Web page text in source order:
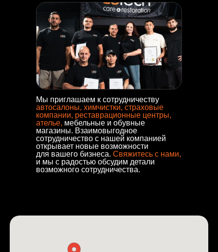
Мы приглашаем к сотрудничеству
автосалоны, химчистки, страховые
компании, реставрационные центры,
ателье, мебельные и обувные
магазины. Взаимовыгодное
сотрудничество с нашей компанией
открывает новые возможности
для вашего бизнеса. Свяжитесь с нами,
и мы с радостью обсудим детали
возможного сотрудничества.